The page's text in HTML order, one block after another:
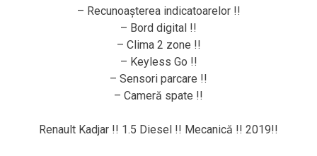
– Recunoașterea indicatoarelor !!
– Bord digital !!
– Clima 2 zone !!
– Keyless Go !!
– Sensori parcare !!
– Cameră spate !!
Renault Kadjar !! 1.5 Diesel !! Mecanică !! 2019!!